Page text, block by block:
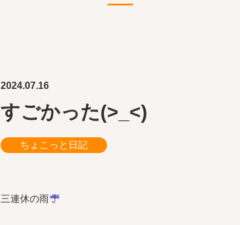
2024.07.16
すごかった(>_<)
ちょこっと日記
三連休の雨